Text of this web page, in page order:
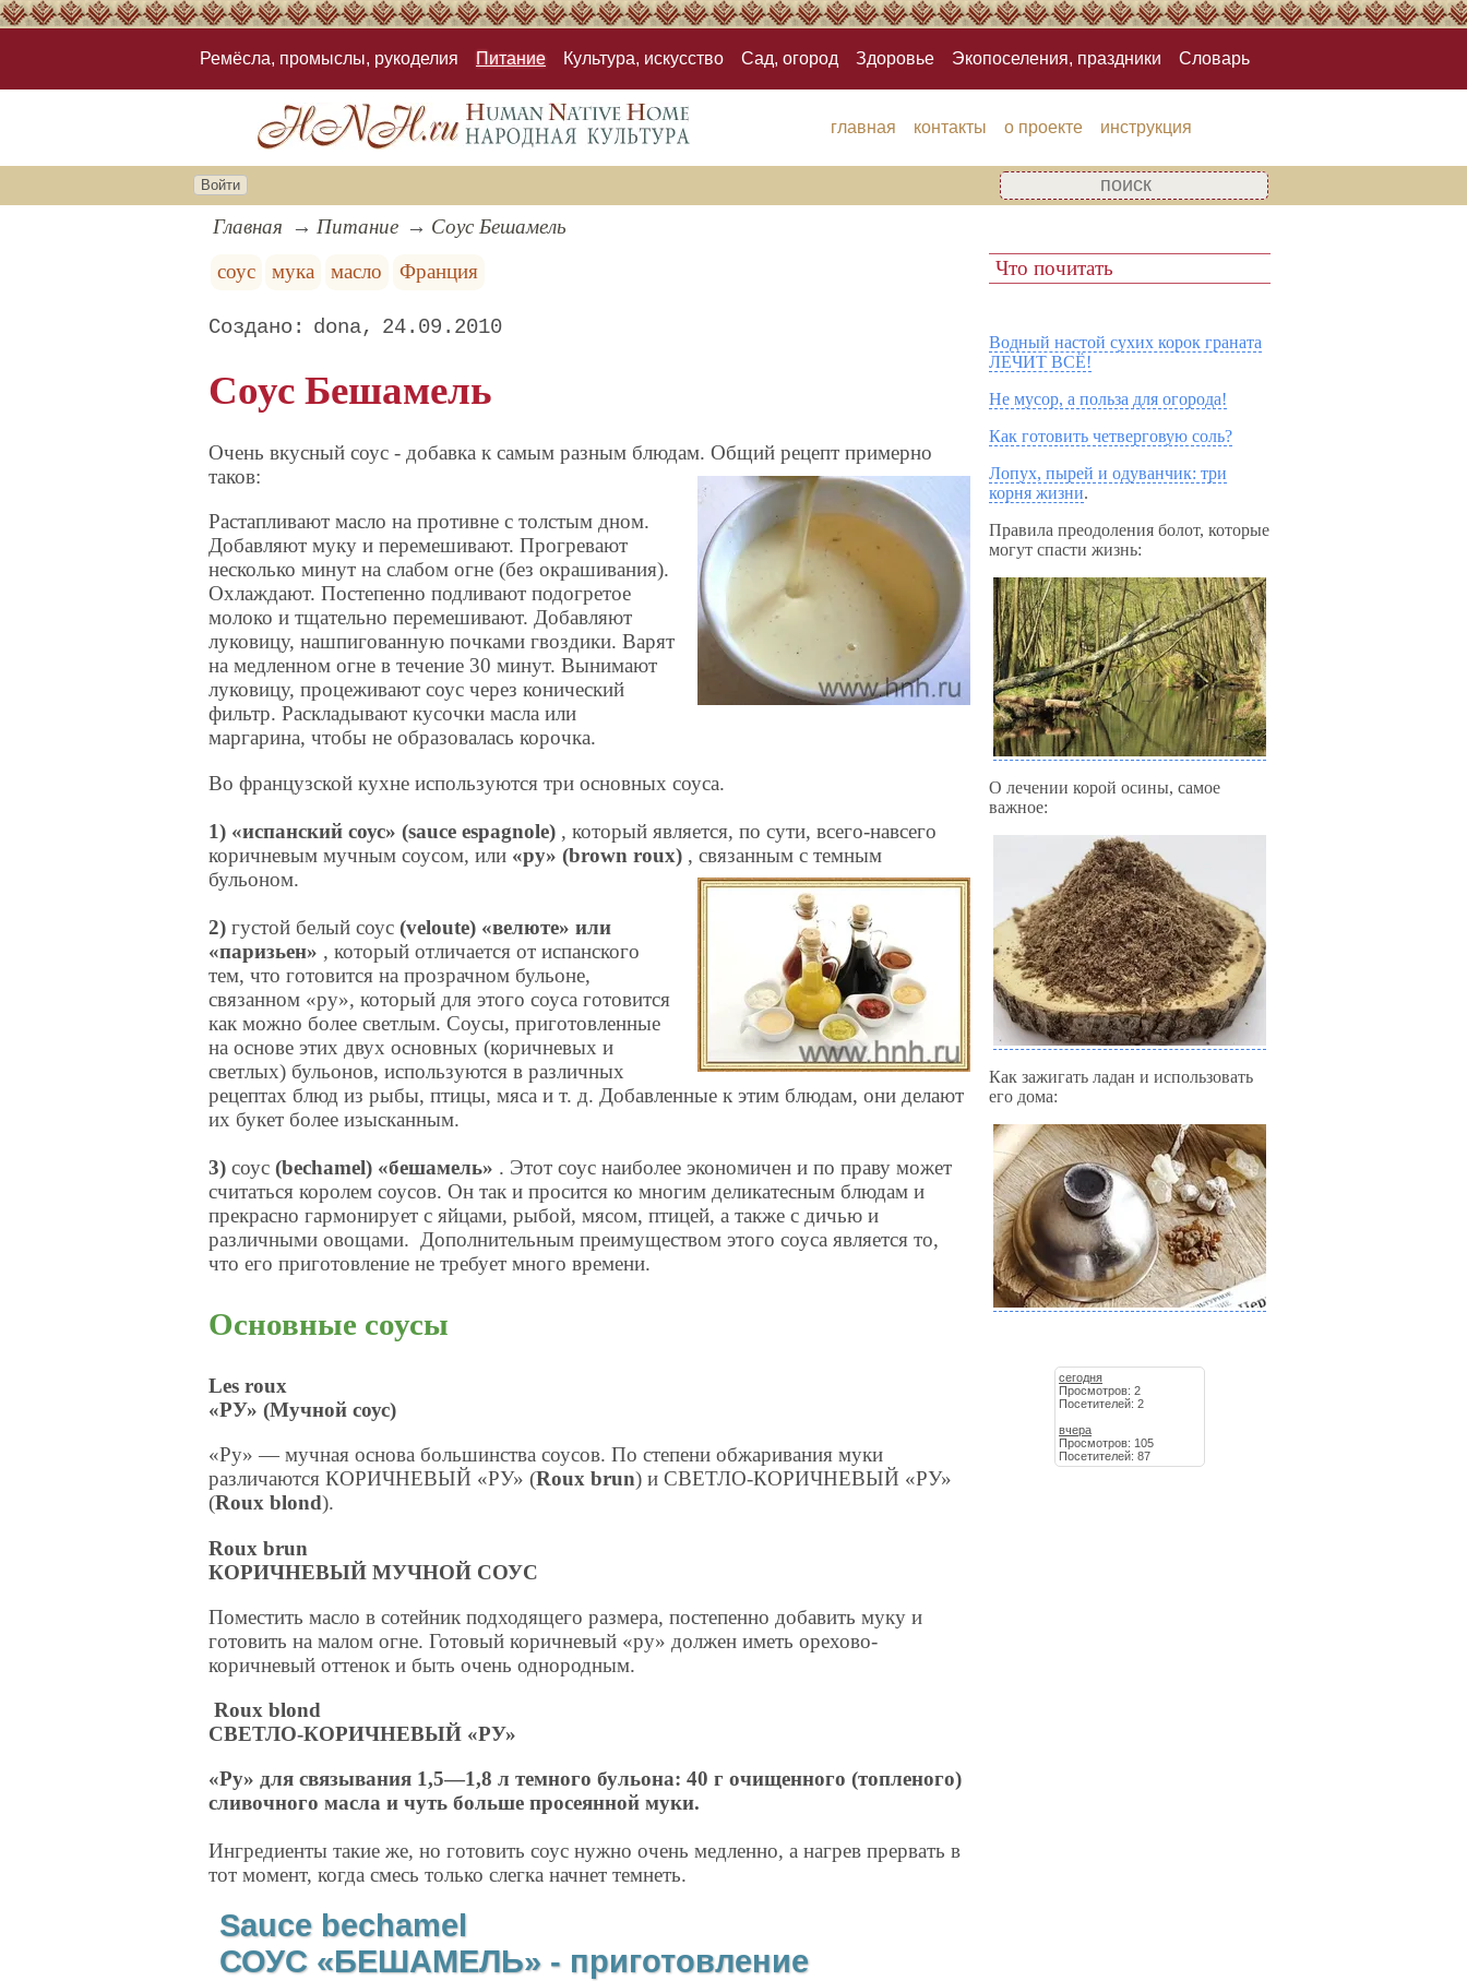
Ремёсла, промыслы, рукоделия Питание Культура, искусство Сад, огород Здоровье Экопоселения, праздники Словарь
главная контакты о проекте инструкция
Войти
Главная Питание
Соус Бешамель
соус
мука масло Франция
dona 24.09.2010
Соус Бешамель
Очень вкусный соус - добавка к самым разным блюдам. Общий рецепт примерно
таков:
Растапливают масло на противне с толстым дном.
Добавляют муку и перемешивают. Прогревают
несколько минут на слабом огне (без окрашивания).
Охлаждают. Постепенно подливают подогретое
молоко и тщательно перемешивают. Добавляют
луковицу, нашпигованную почками гвоздики. Варят
на медленном огне в течение 30 минут. Вынимают
луковицу, процеживают соус через конический
фильтр. Раскладывают кусочки масла или
маргарина, чтобы не образовалась корочка.
Во французской кухне используются три основных соуса.
1) «испанский соус» (sauce espagnole) , который является, по сути, всего-навсего
коричневым мучным соусом, или «ру» (brown roux) , связанным с темным
бульоном.
2)густой белый соус(veloute) «велюте» или
«паризьен» , который отличается от испанского
тем, что готовится на прозрачном бульоне,
связанном «ру», который для этого соуса готовится
как можно более светлым. Соусы, приготовленные
на основе этих двух основных (коричневых и
светлых) бульонов, используются в различных
рецептах блюд из рыбы, птицы, мяса и т. д. Добавленные к этим блюдам, они делают
их букет более изысканным.
3)соус(bechamel) «бешамель» . Этот соус наиболее экономичен и по праву может
считаться королем соусов. Он так и просится ко многим деликатесным блюдам и
прекрасно гармонирует с яйцами, рыбой, мясом, птицей, а также с дичью и
различными овощами. Дополнительным преимуществом этого соуса является то,
что его приготовление не требует много времени.
Основные соусы
Les roux
«РУ» (Мучной соус)
«Ру» — мучная основа большинства соусов. По степени обжаривания муки
различаются КОРИЧНЕВЫЙ «РУ» (Roux brun) и СВЕТЛО-КОРИЧНЕВЫЙ «РУ»
(Roux blond).
Roux brun
КОРИЧНЕВЫЙ МУЧНОЙ СОУС
Поместить масло в сотейник подходящего размера, постепенно добавить муку и
готовить на малом огне. Готовый коричневый «ру» должен иметь орехово-
коричневый оттенок и быть очень однородным.
Roux blond
СВЕТЛО-КОРИЧНЕВЫЙ «РУ»
«Ру» для связывания 1,5—1,8 л темного бульона: 40 г очищенного (топленого)
сливочного масла и чуть больше просеянной муки.
Ингредиенты такие же, но готовить соус нужно очень медленно, а нагрев прервать в
тот момент, когда смесь только слегка начнет темнеть.
Sauce bechamel
СОУС «БЕШАМЕЛЬ» - приготовление
Что почитать
Водный настой сухих корок граната
ЛЕЧИТ ВСЁ!
Не мусор, а польза для огорода!
Как готовить четверговую соль?
Лопух, пырей и одуванчик: три
корня жизни.
Правила преодоления болот, которые
могут спасти жизнь:
О лечении корой осины, самое
важное:
Как зажигать ладан и использовать
его дома:
сегодня
Просмотров: 2
Посетителей: 2
вчера
Просмотров: 105
Посетителей: 87